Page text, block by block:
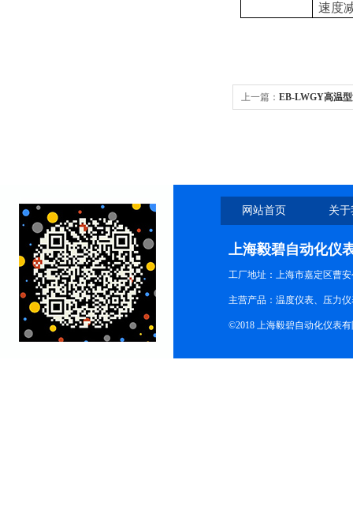
速度
上一篇： EB-LWGY高温
网站首页 关
上海毅碧自动化仪
工厂地址：上海市嘉定区曹安
主营产品：温度仪表、压力
©2018 上海毅碧自动化仪表